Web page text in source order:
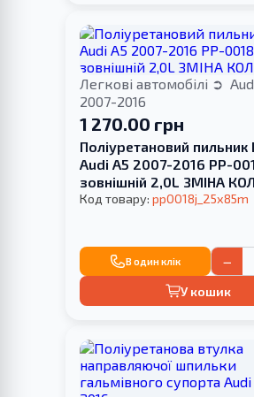
Легкові автомобілі
2007-2016
1 270.00 грн
Поліуретановий
Audi A5 2007-2016 PP-
зовнішній 2,0L ЗМІНА
Код товару: pp0018j_25x85m
В один клік −
У кошик